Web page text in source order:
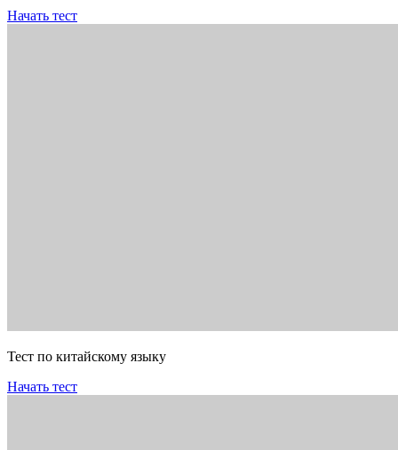
Начать тест
Тест по китайскому языку
Начать тест